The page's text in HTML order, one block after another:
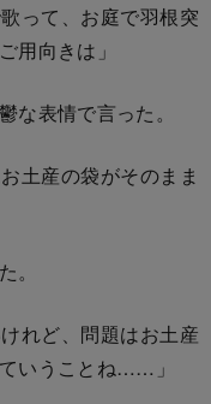
って、お庭で羽根突
用向きは」
表情で言った。
土産の袋がそのまま
。
れど、問題はお土産
いうことね……」